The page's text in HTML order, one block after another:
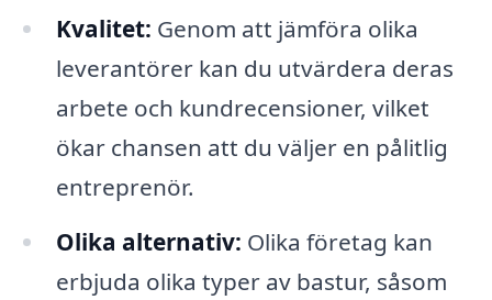
Kvalitet: Genom att jämföra olika
leverantörer kan du utvärdera deras
arbete och kundrecensioner, vilket
ökar chansen att du väljer en pålitlig
entreprenör.
Olika alternativ: Olika företag kan
erbjuda olika typer av bastur, såsom